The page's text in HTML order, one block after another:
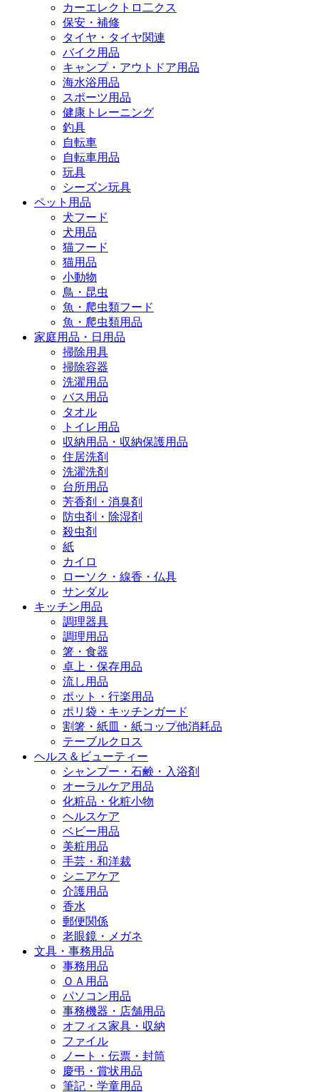
カーエレクトロ二クス
保安・補修
タイヤ・タイヤ関連
バイク用品
キャンプ・アウトドア用品
海水浴用品
スポーツ用品
健康トレーニング
釣具
自転車
自転車用品
玩具
シーズン玩具
ペット用品
犬フード
犬用品
猫フード
猫用品
小動物
鳥・昆虫
魚・爬虫類フード
魚・爬虫類用品
家庭用品・日用品
掃除用具
掃除容器
洗濯用品
バス用品
タオル
トイレ用品
収納用品・収納保護用品
住居洗剤
洗濯洗剤
台所用品
芳香剤・消臭剤
防虫剤・除湿剤
殺虫剤
紙
カイロ
ローソク・線香・仏具
サンダル
キッチン用品
調理器具
調理用品
箸・食器
卓上・保存用品
流し用品
ポット・行楽用品
ポリ袋・キッチンガード
割箸・紙皿・紙コップ他消耗品
テーブルクロス
ヘルス＆ビューティー
シャンプー・石鹸・入浴剤
オーラルケア用品
化粧品・化粧小物
ヘルスケア
ベビー用品
美粧用品
手芸・和洋裁
シニアケア
介護用品
香水
郵便関係
老眼鏡・メガネ
文具・事務用品
事務用品
ＯＡ用品
パソコン用品
事務機器・店舗用品
オフィス家具・収納
ファイル
ノート・伝票・封筒
慶弔・賞状用品
筆記・学童用品